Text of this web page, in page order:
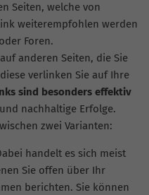
Seiten, welche von
weiterempfohlen werden
Foren.
anderen Seiten, die Sie
verlinken Sie auf Ihre
sind besonders effektiv
nachhaltige Erfolge.
zwei Varianten:
handelt es sich meist
Sie offen über Ihr
berichten. Sie können